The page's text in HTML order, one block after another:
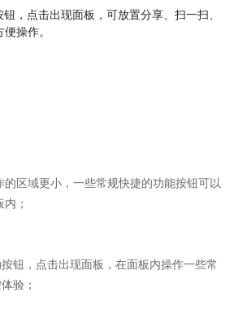
，点击出现面板，可放置分享、扫一扫、
操作。
区域更小，一些常规快捷的功能按钮可以
；
钮，点击出现面板，在面板内操作一些常
验；